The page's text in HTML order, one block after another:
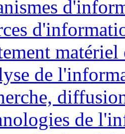
matériel
de
de